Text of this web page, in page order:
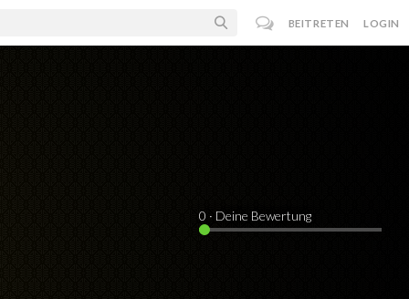
BEITRETEN LOGIN
0 · Deine Bewertung